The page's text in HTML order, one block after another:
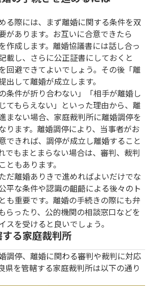
る際には、まず離婚に関する条件を双
があります。お互いに合意できたら
作成します。離婚協議書には話し合っ
載し、さらに公正証書にしておくと
回避できてよいでしょう。その後「離
出して離婚が成立します。
条件が折り合わない」「相手が離婚し
てもらえない」といった理由から、離
まない場合、家庭裁判所に離婚調停を
ります。離婚調停により、当事者がお
できれば、調停が成立し離婚すること
でもまとまらない場合は、審判、裁判
ともあります。
だ離婚ありきで進めればよいだけでな
平な条件や認識の齟齬による後々のト
も重要です。離婚の手続きの際にも弁
らったり、公的機関の相談窓口などを
スを受けると良いでしょう。
る家庭裁判所
調停、離婚に関わる審判や裁判に対応
県を管轄する家庭裁判所は以下の通り